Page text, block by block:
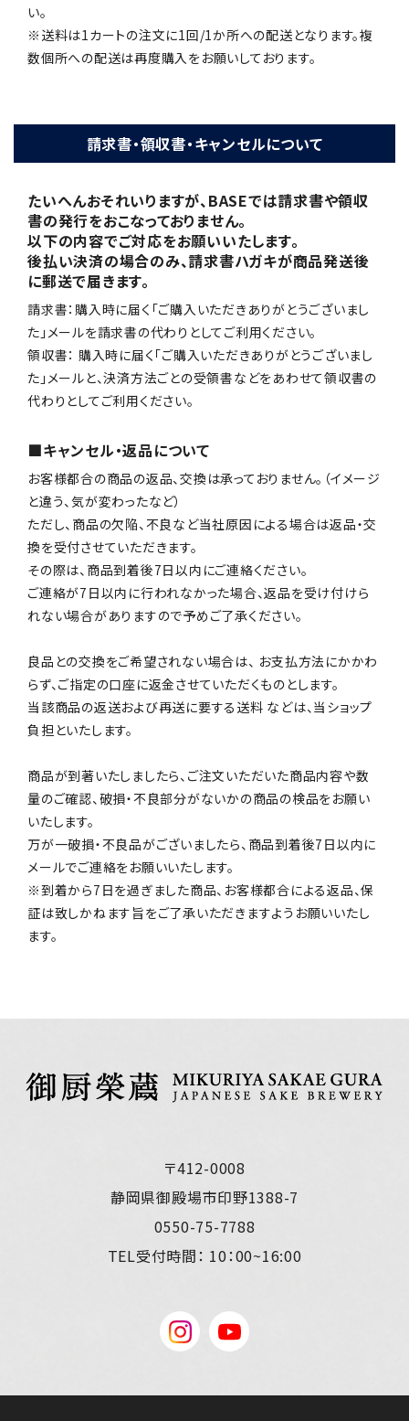
い。
※送料は1カートの注文に1回/1か所への配送となります。複
数個所への配送は再度購入をお願いしております。
請求書・領収書・キャンセルについて
たいへんおそれいりますが、BASEでは請求書や領収
書の発行をおこなっておりません。
以下の内容でご対応をお願いいたします。
後払い決済の場合のみ、請求書ハガキが商品発送後
に郵送で届きます。
請求書：購入時に届く「ご購入いただきありがとうございまし
た」メールを請求書の代わりとしてご利用ください。
領収書： 購入時に届く「ご購入いただきありがとうございまし
た」メールと、決済方法ごとの受領書などをあわせて領収書の
代わりとしてご利用ください。
■キャンセル・返品について
お客様都合の商品の返品、交換は承っておりません。（イメージ
と違う、気が変わったなど）
ただし、商品の欠陥、不良など当社原因による場合は返品・交
換を受付させていただきます。
その際は、商品到着後7日以内にご連絡ください。
ご連絡が7日以内に行われなかった場合、返品を受け付けら
れない場合がありますので予めご了承ください。
良品との交換をご希望されない場合は、 お支払方法にかかわ
らず、ご指定の口座に返金させていただくものとします。
当該商品の返送および再送に要する送料 などは、当ショップ
負担といたします。
商品が到著いたしましたら、ご注文いただいた商品内容や数
量のご確認、破損・不良部分がないかの商品の検品をお願い
いたします。
万が一破損・不良品がございましたら、商品到着後7日以内に
メールでご連絡をお願いいたします。
※到着から7日を過ぎました商品、お客様都合による返品、保
証は致しかねます旨をご了承いただきますようお願いいたし
ます。
〒412-0008
静岡県御殿場市印野1388-7
0550-75-7788
TEL受付時間： 10：00~16:00
instagramYouTube